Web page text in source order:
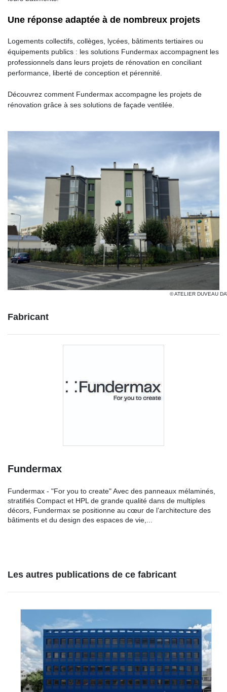
Une réponse adaptée à de nombreux projets
Logements collectifs, collèges, lycées, bâtiments tertiaires ou
équipements publics : les solutions Fundermax accompagnent les
professionnels dans leurs projets de rénovation en conciliant
performance, liberté de conception et pérennité.
Découvrez comment Fundermax accompagne les projets de
rénovation grâce à ses solutions de façade ventilée.
© ATELIER DUVEAU
Fabricant
Fundermax
Fundermax - "For you to create" Avec des panneaux mélaminés,
stratifiés Compact et HPL de grande qualité dans de multiples
décors, Fundermax se positionne au cœur de l’architecture des
bâtiments et du design des espaces de vie,...
Les autres publications de ce fabricant